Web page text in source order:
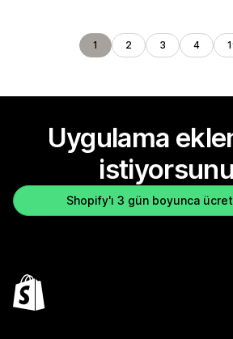
1 2 3 4
Uygulama
Shopify'ı 3 gün boyunca